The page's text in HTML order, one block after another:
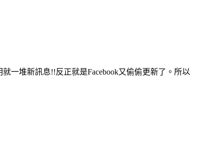
一堆新訊息!!反正就是Facebook又偷偷更新了。所以